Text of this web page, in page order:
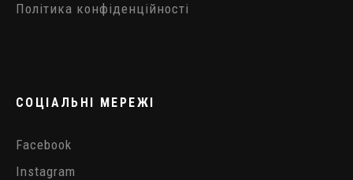
Політика конфіденційності
СОЦІАЛЬНІ МЕРЕЖІ
Facebook
Instagram